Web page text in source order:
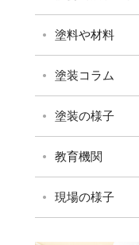
塗料や材料
塗装コラム
塗装の様子
教育機関
現場の様子